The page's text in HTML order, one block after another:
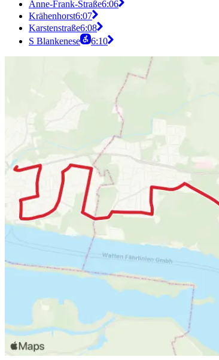
Anne-Frank-Straße6:06
Krähenhorst6:07
Karstenstraße6:08
S Blankenese
6:10